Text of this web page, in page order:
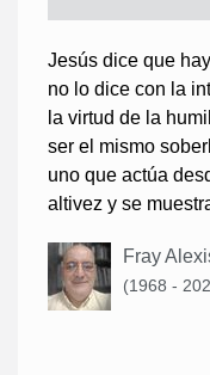
Jesús dice que
no lo dice con la
la virtud de la
ser el mismo
uno que actúa
altivez y se
Fray
(1968 -